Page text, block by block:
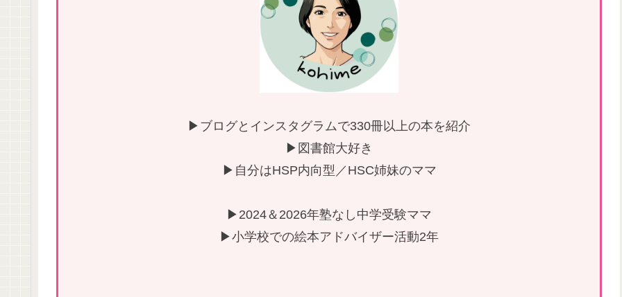
▶ブログとインスタグラムで330冊以上の本を紹介
▶図書館大好き
▶自分はHSP内向型／HSC姉妹のママ
▶2024＆2026年塾なし中学受験ママ
▶小学校での絵本アドバイザー活動2年